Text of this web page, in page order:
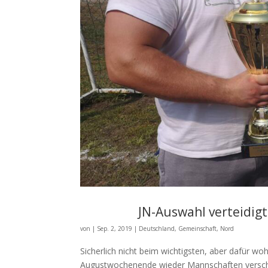
JN-Auswahl
von | Sep. 2, 2019 | Deutschland, Gemeinschaft, Nord
Sicherlich nicht beim wichtigsten, aber dafür
Augustwochenende wieder Mannschaften